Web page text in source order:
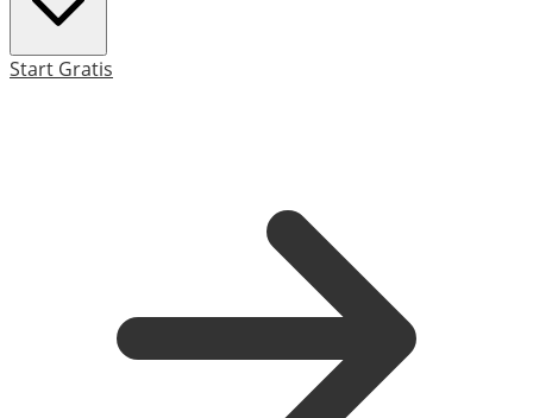
Start Gratis